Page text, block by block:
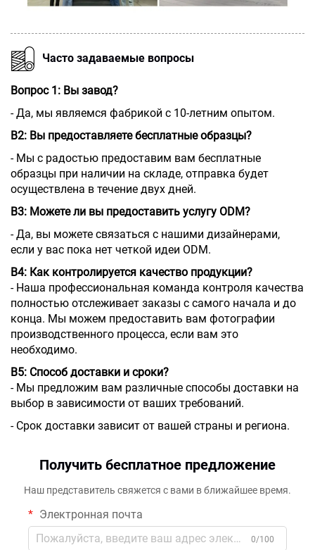
Часто задаваемые вопросы
Вопрос 1: Вы завод?
- Да, мы являемся фабрикой с 10-летним опытом.
В2: Вы предоставляете бесплатные образцы?
- Мы с радостью предоставим вам бесплатные
образцы при наличии на складе, отправка будет
осуществлена в течение двух дней.
В3: Можете ли вы предоставить услугу ODM?
- Да, вы можете связаться с нашими дизайнерами,
если у вас пока нет четкой идеи ODM.
В4: Как контролируется качество продукции?
- Наша профессиональная команда контроля качества
полностью отслеживает заказы с самого начала и до
конца. Мы можем предоставить вам фотографии
производственного процесса, если вам это
необходимо.
В5: Способ доставки и сроки?
- Мы предложим вам различные способы доставки на
выбор в зависимости от ваших требований.
- Срок доставки зависит от вашей страны и региона.
Получить бесплатное предложение
Наш представитель свяжется с вами в ближайшее время.
Электронная почта
0/100